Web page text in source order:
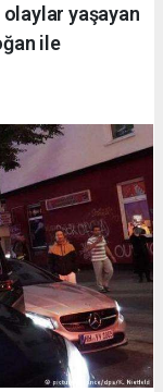
olaylar yaşayan
ile